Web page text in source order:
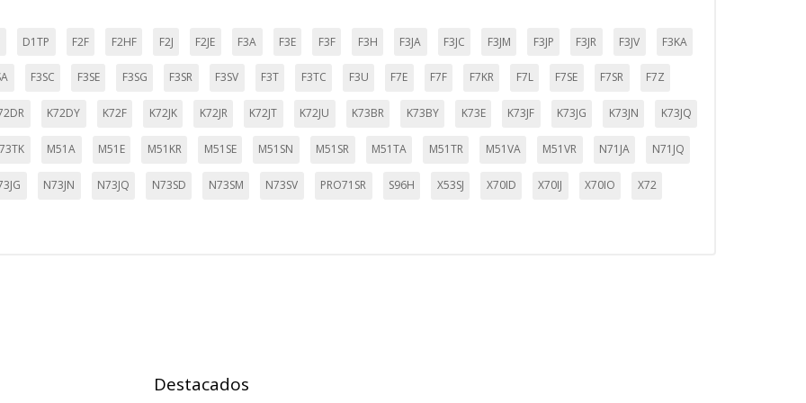
D1TP F2F F2HF F2J F2JE F3A F3E F3F F3H F3JA F3JC F3JM F3JP F3JR F3JV F3KA
F3SC F3SE F3SG F3SR F3SV F3T F3TC F3U F7E F7F F7KR F7L F7SE F7SR F7Z
K72DY K72F K72JK K72JR K72JT K72JU K73BR K73BY K73E K73JF K73JG K73JN K73JQ
M51A M51E M51KR M51SE M51SN M51SR M51TA M51TR M51VA M51VR N71JA N71JQ
N73JN N73JQ N73SD N73SM N73SV PRO71SR S96H X53SJ X70ID X70IJ X70IO X72
Destacados
sus intereses y mostrarle anuncios relevantes en otros sitios. No almacenan directamente información
_evPromt